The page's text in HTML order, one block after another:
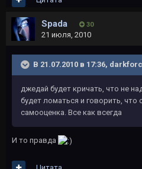
Spada 30
21 июля, 2010
В 21.07.2010 в 17:36,
джедай будет кричать, что не
будет ломаться и говорить, что
самооценка. Все как всегда
И то правда